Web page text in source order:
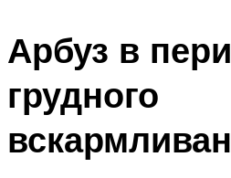
Арбуз в
грудного